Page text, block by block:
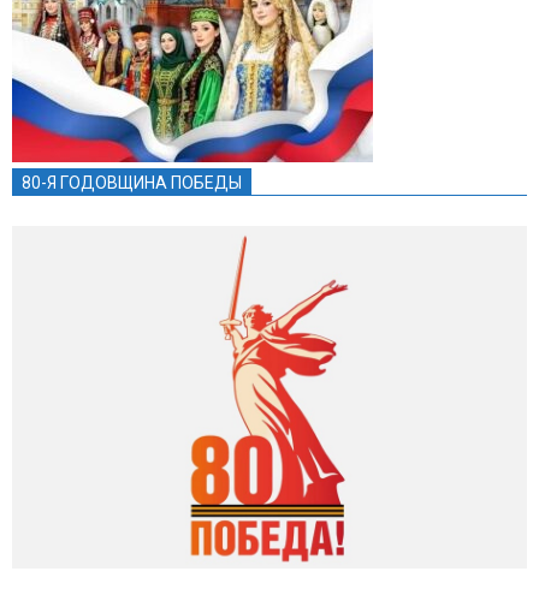
80-Я ГОДОВЩИНА ПОБЕДЫ